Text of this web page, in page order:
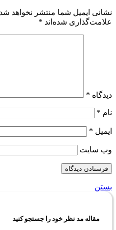
نشانی ایمیل شما منتشر نخواهد
علامت‌گذاری شده‌اند *
دیدگاه *
نام *
ایمیل *
وب‌ سایت
بستن
مقاله مد نظر خود را جستجو کنید